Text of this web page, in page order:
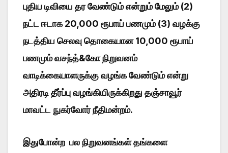
புதிய டிவியை தர வேண்டும் என்றும் மேலும் (2)
நட்ட ஈடாக 20,000 ரூபாய் பணமும் (3) வழக்கு
நடத்திய செலவு தொகையான 10,000 ரூபாய்
பணமும் வசந்த்&கோ நிறுவனம்
வாடிக்கையாளருக்கு வழங்க வேண்டும் என்று
அதிரடி தீர்ப்பு வழங்கியிருக்கிறது தஞ்சாவூர்
மாவட்ட நுகர்வோர் நீதிமன்றம்.
இதுபோன்ற பல நிறுவனங்கள் தங்களை